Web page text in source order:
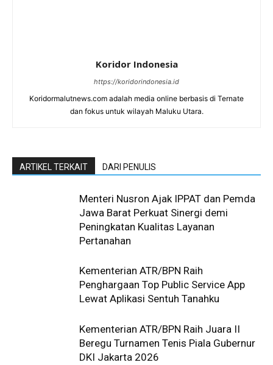
Koridor Indonesia
https://koridorindonesia.id
Koridormalutnews.com adalah media online berbasis di Ternate
dan fokus untuk wilayah Maluku Utara.
ARTIKEL TERKAIT DARI PENULIS
Menteri Nusron Ajak IPPAT dan Pemda
Jawa Barat Perkuat Sinergi demi
Peningkatan Kualitas Layanan
Pertanahan
Kementerian ATR/BPN Raih
Penghargaan Top Public Service App
Lewat Aplikasi Sentuh Tanahku
Kementerian ATR/BPN Raih Juara II
Beregu Turnamen Tenis Piala Gubernur
DKI Jakarta 2026